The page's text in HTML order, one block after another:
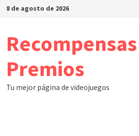
Saltar
8 de agosto de 2026
Recompensas
Premios
Tu mejor página de videojuegos